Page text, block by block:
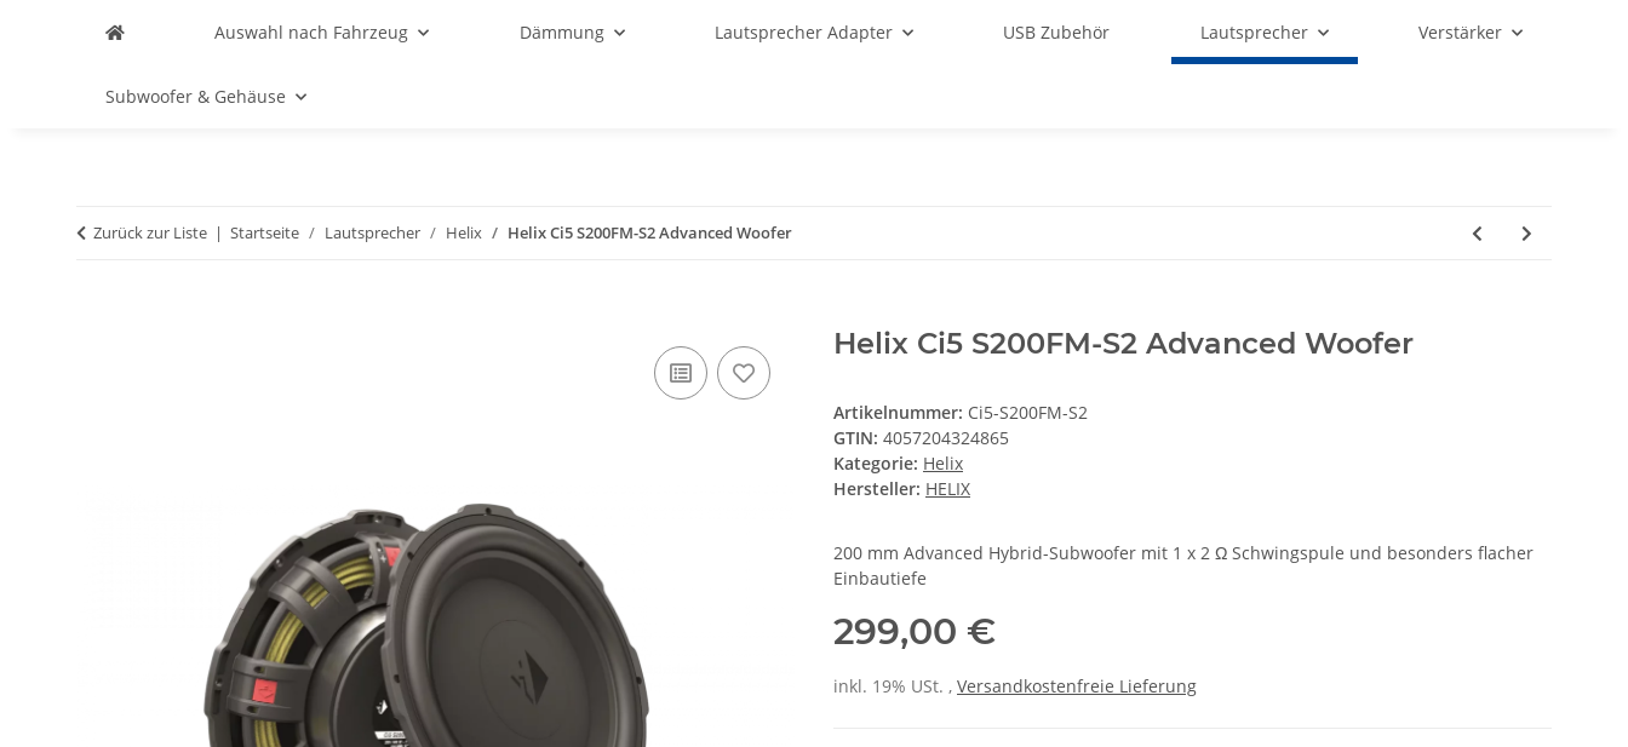
Auswahl nach Fahrzeug Dämmung Lautsprecher Adapter USB Zubehör Lautsprecher Verstärker
Subwoofer & Gehäuse
Zurück zur Liste Startseite Lautsprecher Helix Helix Ci5 S200FM-S2 Advanced Woofer
Helix Ci5 S200FM-S2 Advanced Woofer
Artikelnummer: Ci5-S200FM-S2
GTIN: 4057204324865
Kategorie: Helix
Hersteller: HELIX
200 mm Advanced Hybrid-Subwoofer mit 1 x 2 Ω Schwingspule und besonders flacher
Einbautiefe
299,00 €
inkl. 19% USt. , Versandkostenfreie Lieferung